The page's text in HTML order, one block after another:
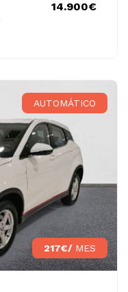
14.900€
AUTOMÁTICO
217€/ MES